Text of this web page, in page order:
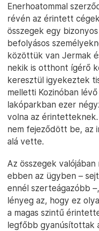
Enerhoatommal
révén az érintett
összegek egy
befolyásos
közöttük van Jermak
nekik is otthont ígérő
keresztül igyekeztek
melletti Kozinóban
lakóparkban ezer
volna az
nem fejeződött be, az
alá vette.
Az összegek
ebben az ügyben –
ennél szerteágazóbb
lényeg az, hogy ez
a magas szintű
legfőbb gyanúsítottak